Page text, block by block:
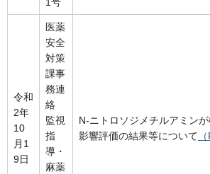
1号
令和
2年
10
月1
9日
医薬
安全
対策
課事
務連
絡
監視
指
導・
麻薬
N-ニトロソジメチルアミン
影響評価の結果等について